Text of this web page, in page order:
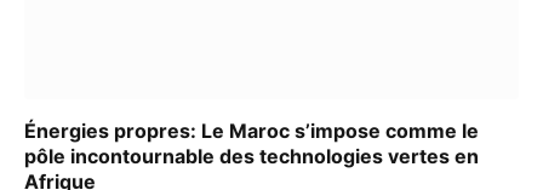
Énergies propres: Le Maroc s’impose comme le
pôle incontournable des technologies vertes en
Afrique